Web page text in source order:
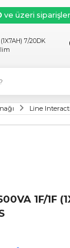
ve üzeri
Line
1F/1F